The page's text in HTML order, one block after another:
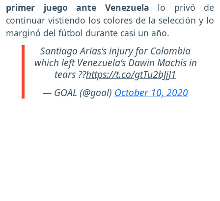
primer juego ante Venezuela lo privó de
continuar vistiendo los colores de la selección y lo
marginó del fútbol durante casi un año.
Santiago Arias's injury for Colombia
which left Venezuela's Dawin Machis in
tears ??https://t.co/gtTu2bJjJ1
— GOAL (@goal) October 10, 2020